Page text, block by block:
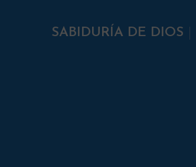
SABIDURÍA DE DIOS